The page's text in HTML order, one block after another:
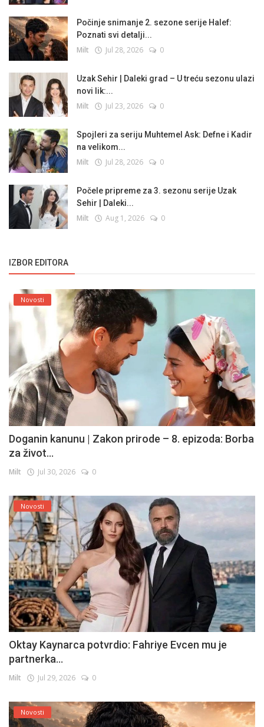
Počinje snimanje 2. sezone serije Halef:
Poznati svi detalji...
Milt Jul 28, 2026 0
Uzak Sehir | Daleki grad – U treću sezonu ulazi
novi lik:...
Milt Jul 23, 2026 0
Spojleri za seriju Muhtemel Ask: Defne i Kadir
na velikom...
Milt Jul 28, 2026 0
Počele pripreme za 3. sezonu serije Uzak
Sehir | Daleki...
Milt Aug 1, 2026 0
IZBOR EDITORA
Novosti
Doganin kanunu | Zakon prirode – 8. epizoda: Borba
za život...
Milt Jul 30, 2026 0
Novosti
Oktay Kaynarca potvrdio: Fahriye Evcen mu je
partnerka...
Milt Jul 29, 2026 0
Novosti